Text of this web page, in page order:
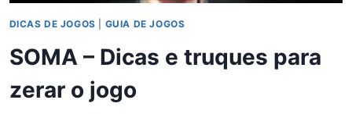
DICAS DE JOGOS GUIA DE JOGOS
SOMA – Dicas e truques para
zerar o jogo